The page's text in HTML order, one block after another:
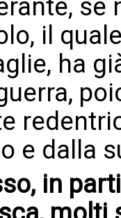
se
il
ha
e dalla
in